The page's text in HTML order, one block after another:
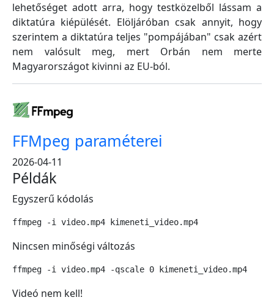
lehetőséget adott arra, hogy testközelből lássam a
diktatúra kiépülését. Elöljáróban csak annyit, hogy
szerintem a diktatúra teljes "pompájában" csak azért
nem valósult meg, mert Orbán nem merte
Magyarországot kivinni az EU-ból.
FFMpeg paraméterei
2026-04-11
Példák
Egyszerű kódolás
ffmpeg -i video.mp4 kimeneti_video.mp4
Nincsen minőségi változás
ffmpeg -i video.mp4 -qscale 0 kimeneti_video.mp4
Videó nem kell!